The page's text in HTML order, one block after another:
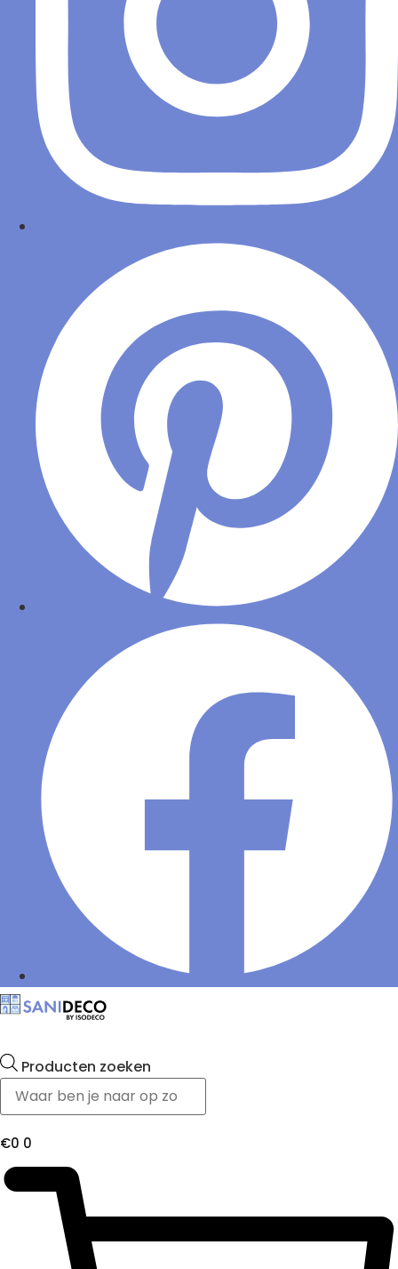
Producten zoeken
€0 0